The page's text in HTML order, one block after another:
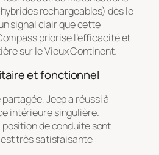
rechargeables) dès le
signal clair que cette
priorise l’efficacité et
sur le Vieux Continent.
et fonctionnel
Jeep a réussi à
intérieure singulière.
position de conduite sont
est très satisfaisante :